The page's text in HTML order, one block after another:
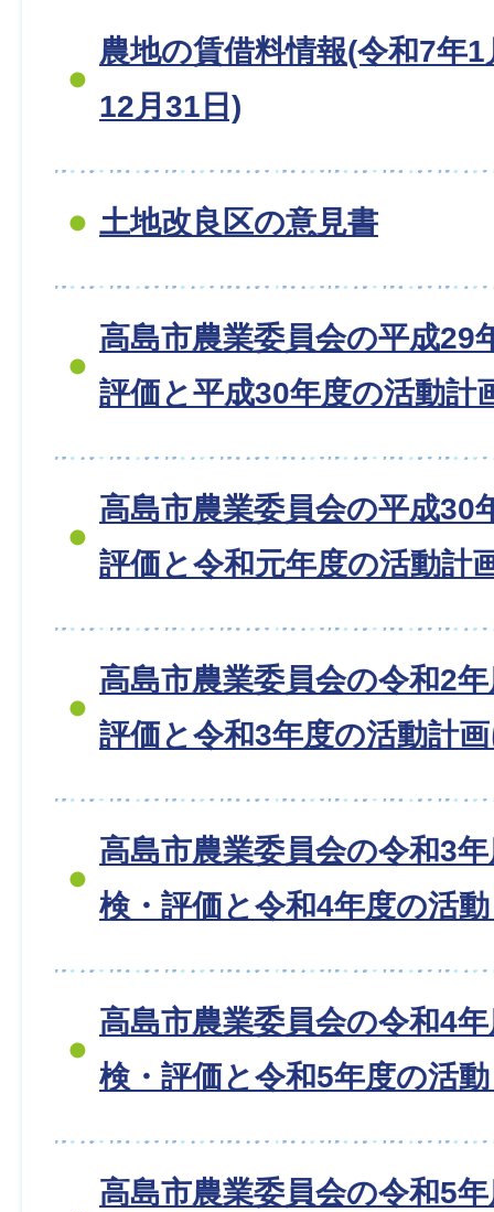
農地の賃借料情報(令和7年
12月31日)
土地改良区の意見書
高島市農業委員会の平成29
評価と平成30年度の活動計
高島市農業委員会の平成30
評価と令和元年度の活動計
高島市農業委員会の令和2
評価と令和3年度の活動計
高島市農業委員会の令和3
検・評価と令和4年度の活
高島市農業委員会の令和4
検・評価と令和5年度の活
高島市農業委員会の令和5